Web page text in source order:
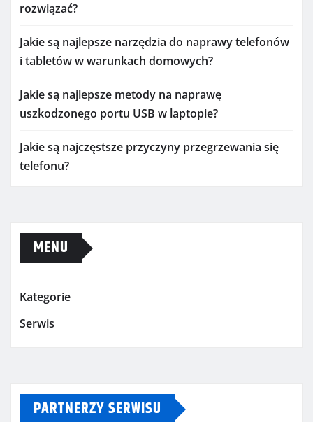
rozwiązać?
Jakie są najlepsze narzędzia do naprawy telefonów
i tabletów w warunkach domowych?
Jakie są najlepsze metody na naprawę
uszkodzonego portu USB w laptopie?
Jakie są najczęstsze przyczyny przegrzewania się
telefonu?
MENU
Kategorie
Serwis
PARTNERZY SERWISU